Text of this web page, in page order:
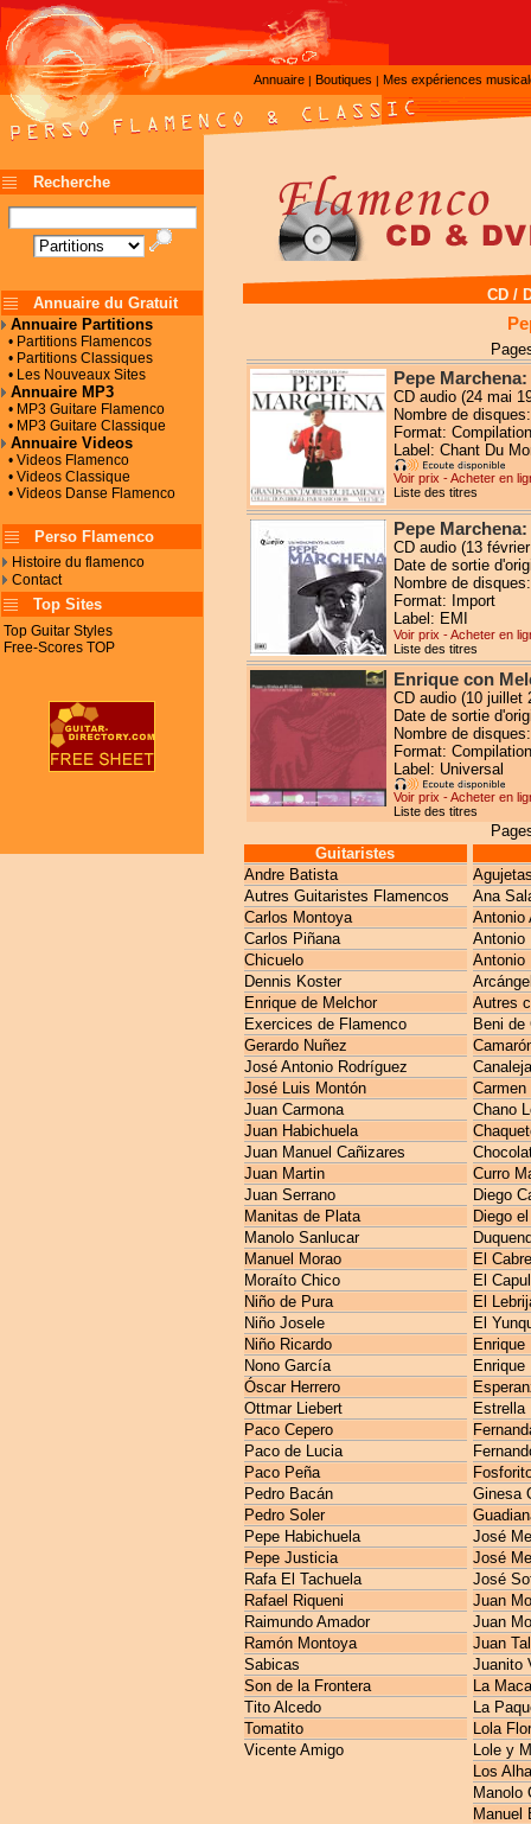
Annuaire | Boutiques | Mes expériences
Recherche
Annuaire du Gratuit
Annuaire Partitions
• Partitions Flamencos
• Partitions Classiques
• Les Nouveaux Sites
Annuaire MP3
• MP3 Guitare Flamenco
• MP3 Guitare Classique
Annuaire Videos
• Videos Flamenco
• Videos Classique
• Videos Danse Flamenco
Perso Flamenco
Histoire du flamenco
Contact
Top Sites
Top Guitar Styles
Free-Scores TOP
CD /
Pepe
CD audio (24 mai
Nombre de
Format: Compilation
Label: Chant Du
Voir prix - Acheter en
Liste des titres
Pepe
CD audio (13
Date de sortie
Nombre de
Format: Import
Label: EMI
Voir prix - Acheter en
Liste des titres
Enrique con
CD audio (10 juillet
Date de sortie
Nombre de
Format: Compilation
Label: Universal
Voir prix - Acheter en
Liste des titres
Guitaristes
Andre Batista
Autres Guitaristes Flamencos
Carlos Montoya
Carlos Piñana
Chicuelo
Dennis Koster
Enrique de Melchor
Exercices de Flamenco
Gerardo Nuñez
José Antonio Rodríguez
José Luis Montón
Juan Carmona
Juan Habichuela
Juan Manuel Cañizares
Juan Martin
Juan Serrano
Manitas de Plata
Manolo Sanlucar
Manuel Morao
Moraíto Chico
Niño de Pura
Niño Josele
Niño Ricardo
Nono García
Óscar Herrero
Ottmar Liebert
Paco Cepero
Paco de Lucia
Paco Peña
Pedro Bacán
Pedro Soler
Pepe Habichuela
Pepe Justicia
Rafa El Tachuela
Rafael Riqueni
Raimundo Amador
Ramón Montoya
Sabicas
Son de la Frontera
Tito Alcedo
Tomatito
Vicente Amigo
Ana
Antonio
Antonio
Antonio
Autres
Beni de
Carmen
Chano
Curro
Diego
Diego
El
El
El
El
Enrique
Estrella
Ginesa
José
José
José
Juan
Juan
Juan
Juanito
La
La
Lola
Lole y
Los
Manolo
Manuel